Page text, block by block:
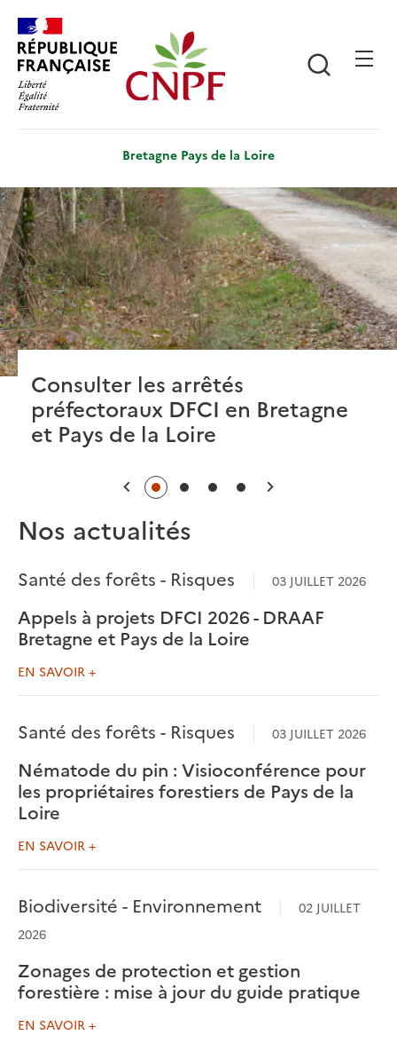
contenu
principal
Bretagne Pays de la Loire
Consulter les arrêtés
préfectoraux DFCI en Bretagne
et Pays de la Loire
Nos actualités
Santé des forêts - Risques 03 JUILLET 2026
Appels à projets DFCI 2026 - DRAAF
Bretagne et Pays de la Loire
EN SAVOIR +
Santé des forêts - Risques 03 JUILLET 2026
Nématode du pin : Visioconférence pour
les propriétaires forestiers de Pays de la
Loire
EN SAVOIR +
Biodiversité - Environnement
02 JUILLET
2026
Zonages de protection et gestion
forestière : mise à jour du guide pratique
EN SAVOIR +